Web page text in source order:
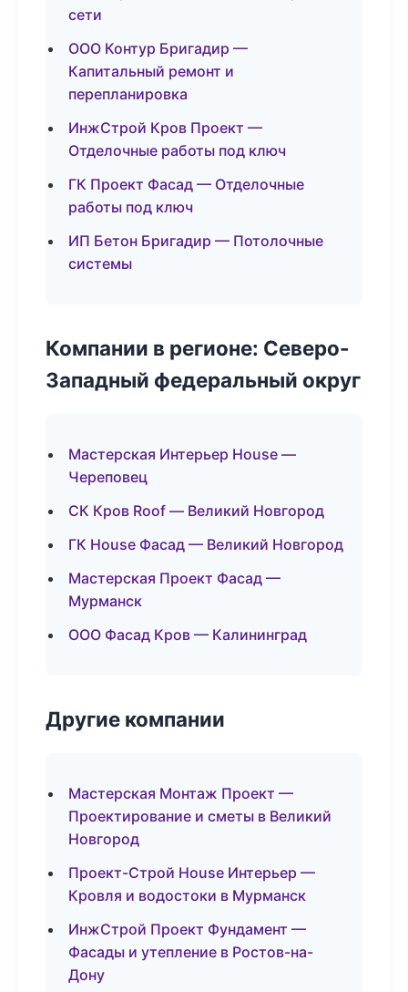
сети
ООО Контур Бригадир —
Капитальный ремонт и
перепланировка
ИнжСтрой Кров Проект —
Отделочные работы под ключ
ГК Проект Фасад — Отделочные
работы под ключ
ИП Бетон Бригадир — Потолочные
системы
Компании в регионе: Северо-
Западный федеральный округ
Мастерская Интерьер House —
Череповец
СК Кров Roof — Великий Новгород
ГК House Фасад — Великий Новгород
Мастерская Проект Фасад —
Мурманск
ООО Фасад Кров — Калининград
Другие компании
Мастерская Монтаж Проект —
Проектирование и сметы в Великий
Новгород
Проект-Строй House Интерьер —
Кровля и водостоки в Мурманск
ИнжСтрой Проект Фундамент —
Фасады и утепление в Ростов-на-
Дону